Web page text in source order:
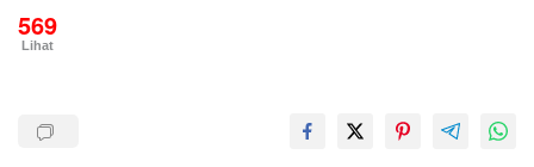
569
Lihat